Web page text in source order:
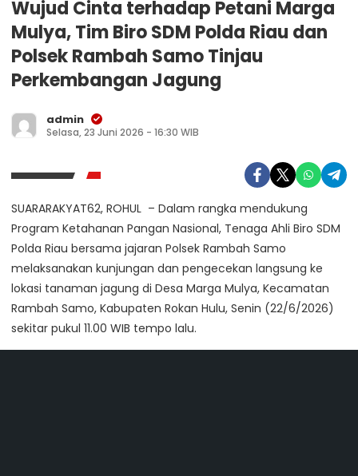
Wujud Cinta terhadap Petani Marga
Mulya, Tim Biro SDM Polda Riau dan
Polsek Rambah Samo Tinjau
Perkembangan Jagung
admin
Selasa, 23 Juni 2026 - 16:30 WIB
SUARARAKYAT62, ROHUL – Dalam rangka mendukung
Program Ketahanan Pangan Nasional, Tenaga Ahli Biro SDM
Polda Riau bersama jajaran Polsek Rambah Samo
melaksanakan kunjungan dan pengecekan langsung ke
lokasi tanaman jagung di Desa Marga Mulya, Kecamatan
Rambah Samo, Kabupaten Rokan Hulu, Senin (22/6/2026)
sekitar pukul 11.00 WIB tempo lalu.